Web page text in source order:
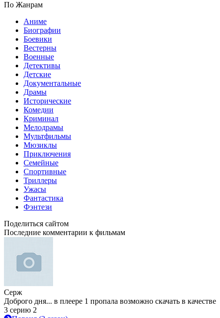
По Жанрам
Аниме
Биографии
Боевики
Вестерны
Военные
Детективы
Детские
Документальные
Драмы
Исторические
Комедии
Криминал
Мелодрамы
Мультфильмы
Мюзиклы
Приключения
Семейные
Спортивные
Триллеры
Ужасы
Фантастика
Фэнтези
Поделиться сайтом
Последние комментарии к фильмам
Серж
Доброго дня... в плеере 1 пропала возможно скачать в качестве
3 серию 2